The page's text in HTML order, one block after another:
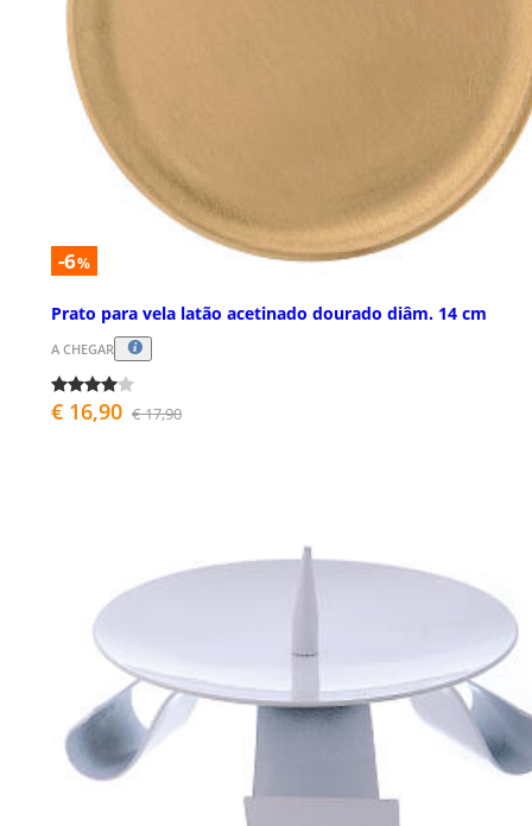
-6%
Prato para vela latão acetinado dourado diâm. 14 cm
A CHEGAR
€ 16,90 € 17,90